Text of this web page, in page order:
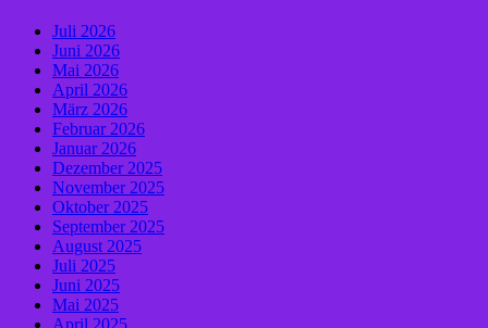
Juli 2026
Juni 2026
Mai 2026
April 2026
März 2026
Februar 2026
Januar 2026
Dezember 2025
November 2025
Oktober 2025
September 2025
August 2025
Juli 2025
Juni 2025
Mai 2025